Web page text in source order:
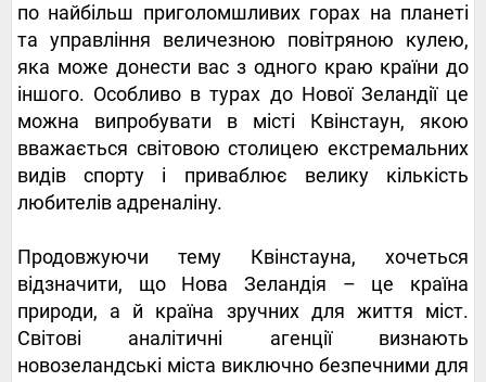
по найбільш приголомшливих горах на планеті
та управління величезною повітряною кулею,
яка може донести вас з одного краю країни до
іншого. Особливо в турах до Нової Зеландії це
можна випробувати в місті Квінстаун, якою
вважається світовою столицею екстремальних
видів спорту і приваблює велику кількість
любителів адреналіну.
Продовжуючи тему Квінстауна, хочеться
відзначити, що Нова Зеландія – це країна
природи, а й країна зручних для життя міст.
Світові аналітичні агенції визнають
новозеландські міста виключно безпечними для